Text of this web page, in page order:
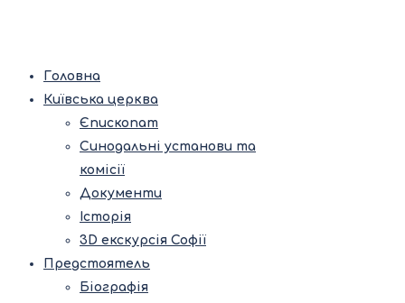
Головна
Київська церква
Єпископат
Синодальні установи та
комісії
Документи
Історія
3D екскурсія Софії
Предстоятель
Біографія